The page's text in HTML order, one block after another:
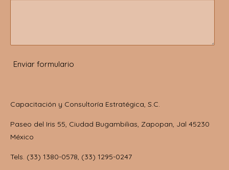
Enviar formulario
Capacitación y Consultoría Estratégica, S.C.
Paseo del Iris 55, Ciudad Bugambilias, Zapopan, Jal 45230
México
Tels. (33) 1380-0578, (33) 1295-0247